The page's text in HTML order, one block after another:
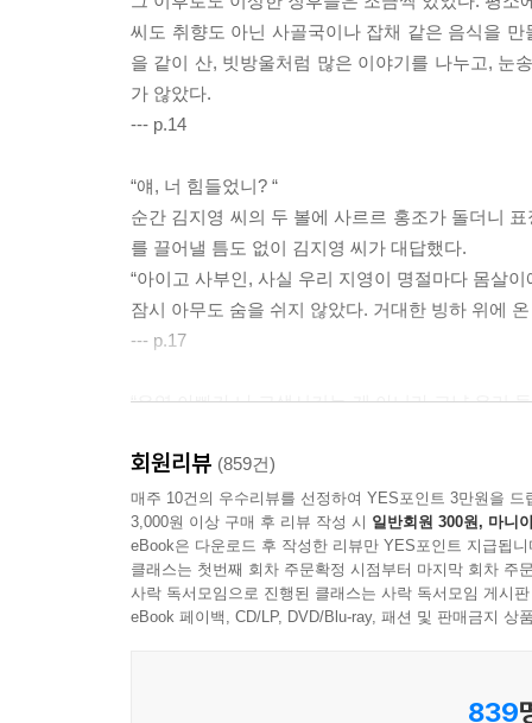
결혼 후 어른들이 기다리는 '좋은 소식'이 없자 당
친정 어머니는 다음에 아들 낳으면 된다고 했고
직장을 그만두기로 했고, 그 한 사람은 당연히 김
그저 많이 돕는 정도에 지나지 않았다. 어린이집에
씨는 결국 한 번씩 다른 사람이 되고 말았고, 정신
나는 82년생 김은영 씨와 살고 있다. 결혼 생활은
그는 비슷한 이름처럼 주어진 삶의 환경은 크게
‘말들’에 상처를 많이 받았다. (실은 별로 궁금하
집에서 뭐하냐는 시선들을 감당해야 했다. 누가
"세상이 참 많이 바뀌었다. 하지만 그 안의 소소한
물론 54년생 김순득 씨의 젊은 시절보단 좋아졌을
아직 세상이 바뀌지 않았다는 증거다. 한 국회의
김지영』을 하나씩 나눠주고 싶다.
씨도 취향도 아닌 사골국이나 잡채 같은 음식을
을 같이 산, 빗방울처럼 많은 이야기를 나누고, 눈
가 않았다.
--- p.14
“얘, 너 힘들었니? “
순간 김지영 씨의 두 볼에 사르르 홍조가 돌더니
를 끌어낼 틈도 없이 김지영 씨가 대답했다.
“아이고 사부인, 사실 우리 지영이 명절마다 몸살이
잠시 아무도 숨을 쉬지 않았다. 거대한 빙하 위에
--- p.17
“은영 아빠가 나 고생시키는 게 아니라 그냥 우리
--- p.32
김지영 씨는 얼굴형도 예쁘고 콧날도 날렵하니까
가 있느냐고 묻더니 원래 골키퍼가 있어야 골 넣
는 19금 유머까지 남발했다. 무엇보다 계속 술을
자가 많은데 뭐가 걱정이냐고 반문했다. 니들이
회원리뷰 (859건)
매주 10건의 우수리뷰를 선정하여 YES포인트 3만원을 드
3,000원 이상 구매 후 리뷰 작성 시 일반회원 300원, 마니
eBook은 다운로드 후 작성한 리뷰만 YES포인트 지급됩니
클래스는 첫번째 회차 주문확정 시점부터 마지막 회차 주
사락 독서모임으로 진행된 클래스는 사락 독서모임 게시
eBook 페이백, CD/LP, DVD/Blu-ray, 패션 및 판매금지 상
839